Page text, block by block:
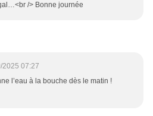
/> Bonne journée
2025 07:27
l’eau à la bouche dès le matin !